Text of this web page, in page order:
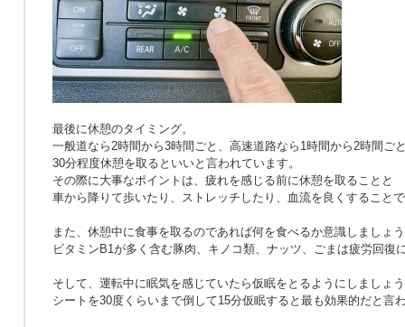
最後に休憩のタイミング。
一般道なら2時間から3時間ごと、高速道路なら1時間から2時間ご
30分程度休憩を取るといいと言われています。
その際に大事なポイントは、疲れを感じる前に休憩を取ることと
車から降りて歩いたり、ストレッチしたり、血流を良くすること
また、休憩中に食事を取るのであれば何を食べるか意識しましょ
ビタミンB1が多く含む豚肉、キノコ類、ナッツ、ごまは疲労回復
そして、運転中に眠気を感じていたら仮眠をとるようにしましょ
シートを30度くらいまで倒して15分仮眠すると最も効果的だと言